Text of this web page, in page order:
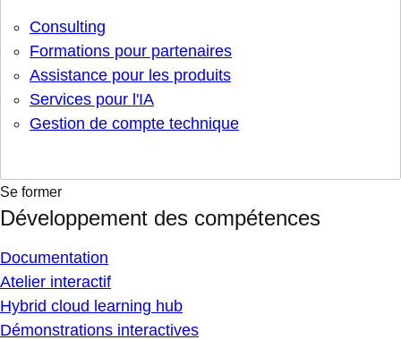
Consulting
Formations pour partenaires
Assistance pour les produits
Services pour l'IA
Gestion de compte technique
Se former
Développement des compétences
Documentation
Atelier interactif
Hybrid cloud learning hub
Démonstrations interactives